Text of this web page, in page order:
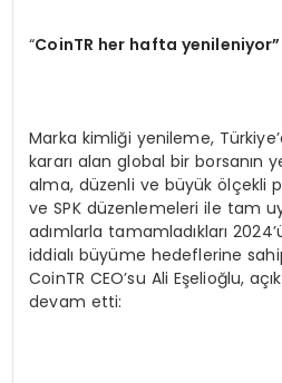
“CoinTR her hafta yenileniyor”
Marka kimliği yenileme,
kararı alan global bir borsanın
alma, düzenli ve büyük ölçekli
ve SPK düzenlemeleri ile tam
adımlarla tamamladıkları
iddialı büyüme hedeflerine
CoinTR CEO’su Ali Eşelioğlu,
devam etti: